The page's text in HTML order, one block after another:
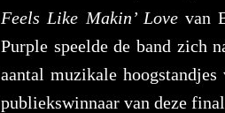
Feels Like Makin’ Lovevan
Purple speelde de band zich
aantal muzikale
publiekswinnaar van deze